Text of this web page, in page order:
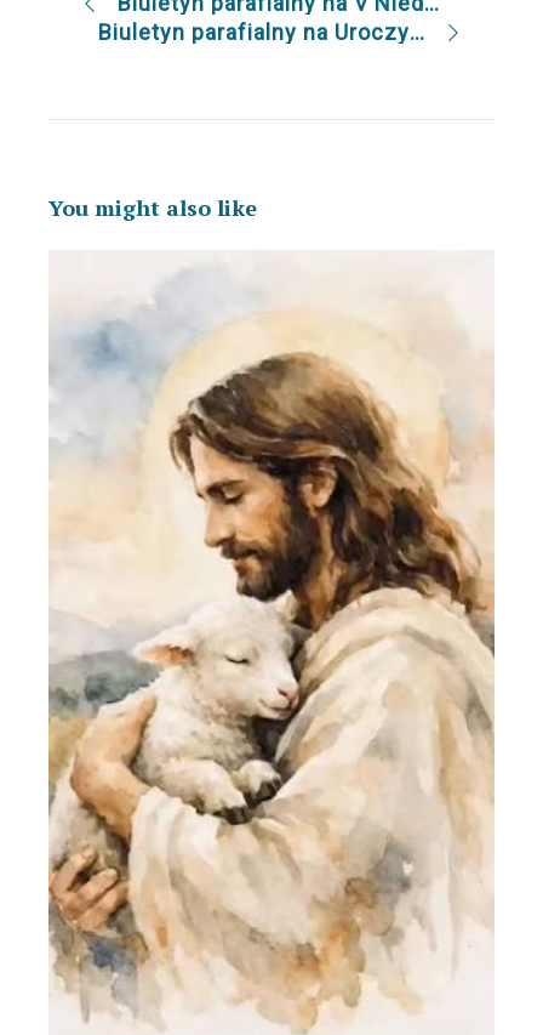
Biuletyn parafialny na Uroczystość Wniebowstąpienia Pańskiego 28.5.2017
You might also like